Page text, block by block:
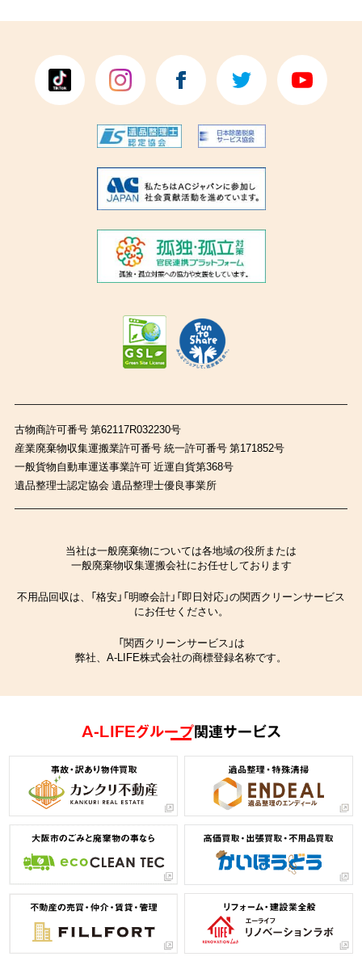
古物商許可番号 第62117R032230号
産業廃棄物収集運搬業許可番号 統一許可番号 第171852号
一般貨物自動車運送事業許可 近運自貨第368号
遺品整理士認定協会 遺品整理士優良事業所
当社は一般廃棄物については各地域の役所または
一般廃棄物収集運搬会社にお任せしております
不用品回収は、「格安」「明瞭会計」「即日対応」の関西クリーンサービス
にお任せください。
「関西クリーンサービス」は
弊社、A-LIFE株式会社の商標登録名称です。
A-LIFEグループ関連サービス